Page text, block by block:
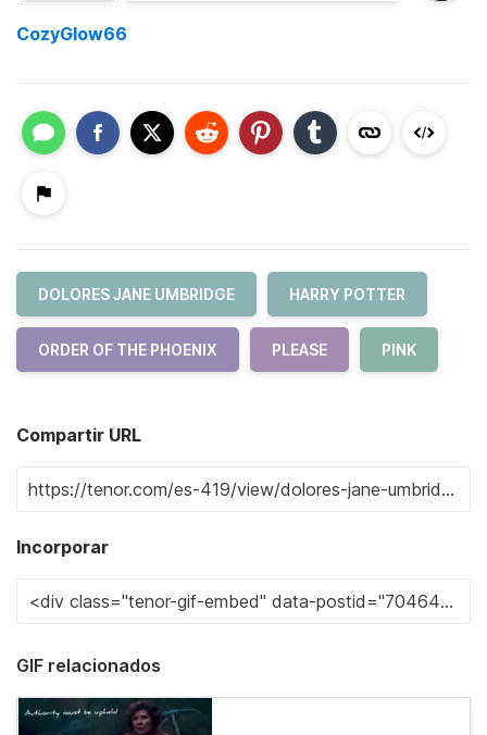
CozyGlow66
DOLORES JANE UMBRIDGE HARRY POTTER
ORDER OF THE PHOENIX PLEASE PINK
Compartir URL
Incorporar
GIF relacionados